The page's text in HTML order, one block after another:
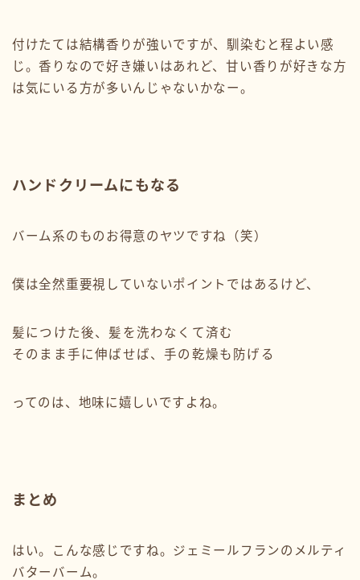
付けたては結構香りが強いですが、馴染むと程よい感
じ。香りなので好き嫌いはあれど、甘い香りが好きな方
は気にいる方が多いんじゃないかなー。
ハンドクリームにもなる
バーム系のものお得意のヤツですね（笑）
僕は全然重要視していないポイントではあるけど、
髪につけた後、髪を洗わなくて済む
そのまま手に伸ばせば、手の乾燥も防げる
ってのは、地味に嬉しいですよね。
まとめ
はい。こんな感じですね。ジェミールフランのメルティ
バターバーム。